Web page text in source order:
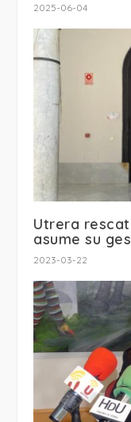
2025-06-04
Utrera
asume su
2023-03-22